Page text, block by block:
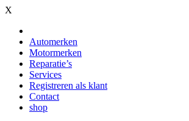
X
Automerken
Motormerken
Reparatie’s
Services
Registreren als klant
Contact
shop